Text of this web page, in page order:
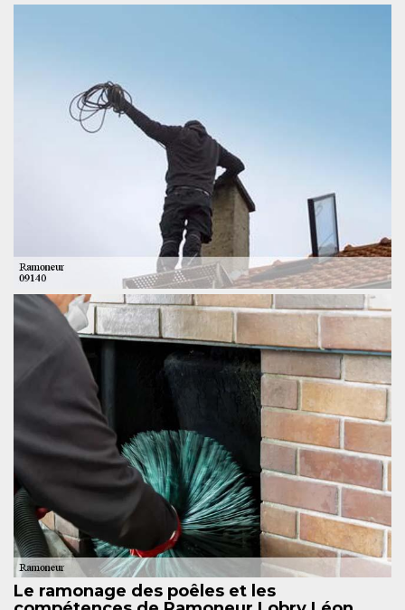
Le ramonage des poêles et les